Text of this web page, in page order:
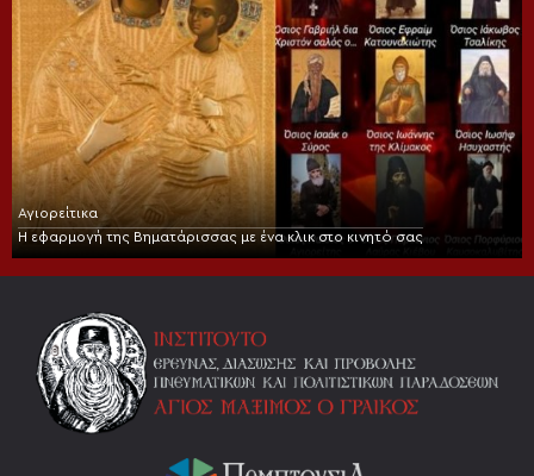
Αγιορείτικα
Η εφαρμογή της Βηματάρισσας με ένα κλικ στο κινητό σας